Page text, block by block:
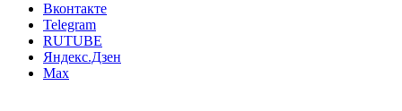
Вконтакте
Telegram
RUTUBE
Яндекс.Дзен
Max